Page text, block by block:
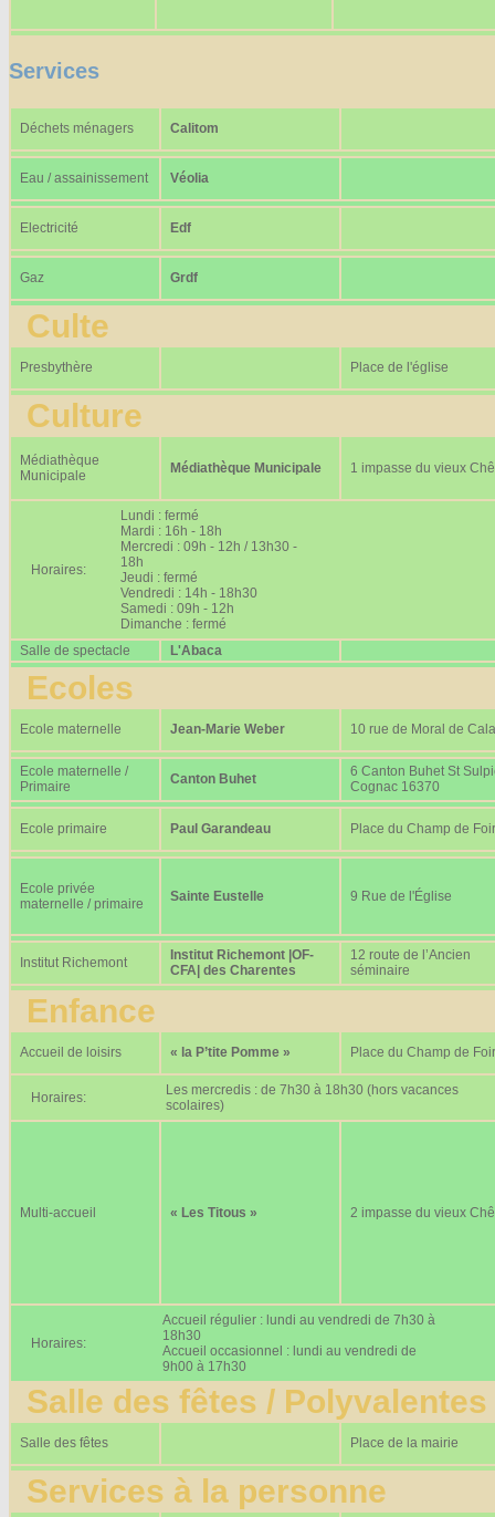
Services
Déchets ménagers Calitom
Eau / assainissement Véolia
Electricité Edf
Gaz Grdf
Culte
Presbythère Place de l'église
Culture
Médiathèque
Municipale
Médiathèque Municipale 1 impasse du vieux
Horaires:
Lundi : fermé
Mardi : 16h - 18h
Mercredi : 09h - 12h / 13h30 -
18h
Jeudi : fermé
Vendredi : 14h - 18h30
Samedi : 09h - 12h
Dimanche : fermé
Salle de spectacle
L'Abaca
Ecoles
Ecole maternelle Jean-Marie Weber 10 rue de Moral de
Ecole maternelle /
Primaire
Canton Buhet
6 Canton Buhet St
Cognac 16370
Ecole primaire Paul Garandeau Place du Champ de
Ecole privée
maternelle / primaire
Sainte Eustelle 9 Rue de l'Église
Institut Richemont
Institut Richemont |OF-
CFA| des Charentes
12 route de l’Ancien
séminaire
Enfance
Accueil de loisirs « la P’tite Pomme » Place du Champ de
Horaires:
Les mercredis : de 7h30 à 18h30 (hors vacances
scolaires)
Multi-accueil « Les Titous » 2 impasse du vieux
Horaires:
Accueil régulier : lundi au vendredi de 7h30 à
18h30
Accueil occasionnel : lundi au vendredi de
9h00 à 17h30
Salle des fêtes / Polyvalentes
Salle des fêtes Place de la mairie
Services à la personne